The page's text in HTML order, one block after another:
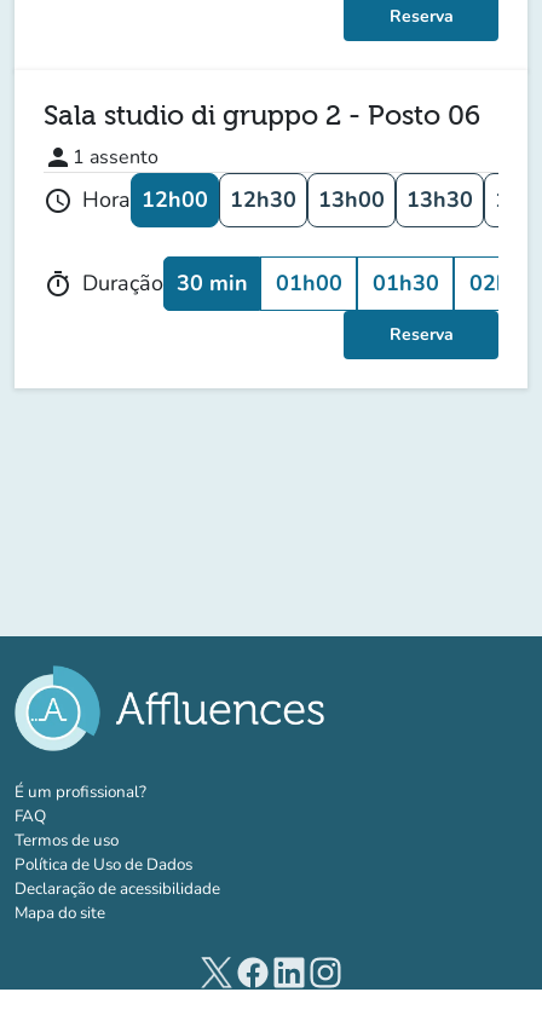
Reserva
Sala studio di gruppo 2 - Posto 06
person 1 assento
schedule Hora 12h00 12h30 13h00 13h30
timer Duração 30 min 01h00 01h30 02h00
Reserva
É um profissional?(novo separador)
FAQ
Termos de uso
Política de Uso de Dados
Declaração de acessibilidade
Mapa do site
(novo separador)
(novo separador)
(novo separador)